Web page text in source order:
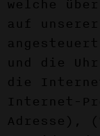
welche
auf
und die
die
Internet-
Adresse),